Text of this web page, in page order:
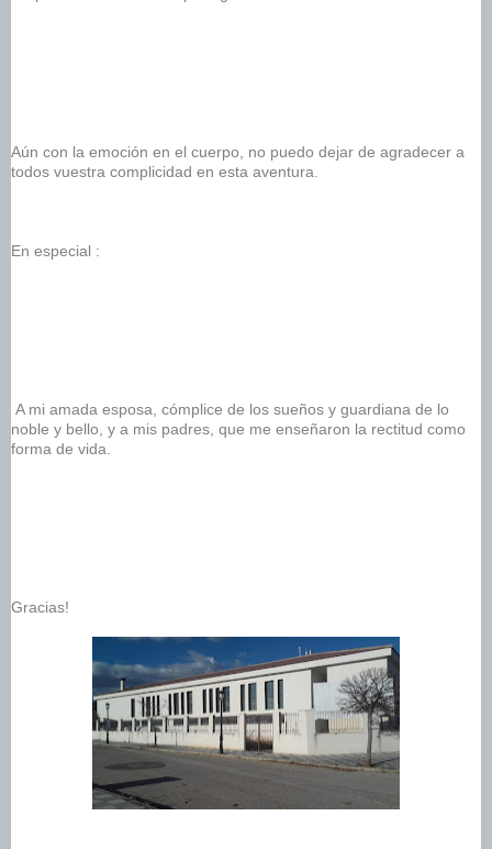
Aún con la emoción en el cuerpo, no puedo dejar de agradecer a
todos vuestra complicidad en esta aventura.
En especial :
A mi amada esposa, cómplice de los sueños y guardiana de lo
noble y bello, y a mis padres, que me enseñaron la rectitud como
forma de vida.
Gracias!